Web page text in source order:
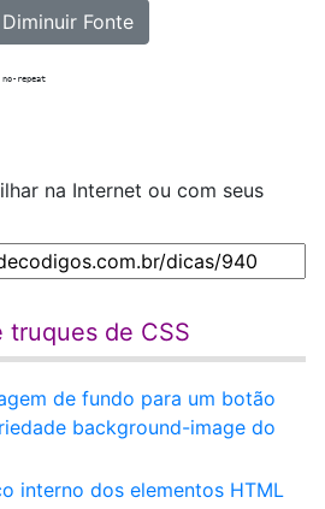
Diminuir Fonte
repeat
na Internet ou com seus
truques de CSS
de fundo para um botão
background-image do
interno dos elementos HTML